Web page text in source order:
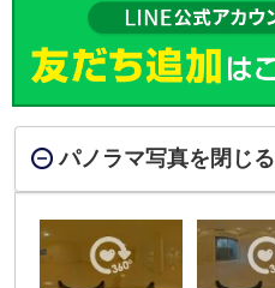
パノラマ写真を閉じる